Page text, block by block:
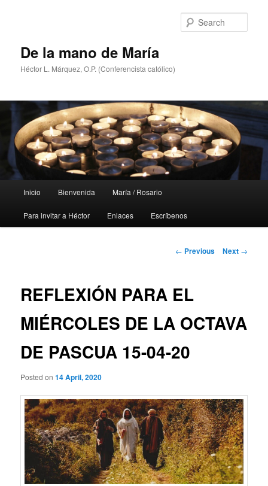
De la mano de María
Héctor L. Márquez, O.P. (Conferencista católico)
Inicio Bienvenida María / Rosario
Para invitar a Héctor Enlaces Escríbenos
Post
← Previous Next →
REFLEXIÓN PARA EL
MIÉRCOLES DE LA OCTAVA
DE PASCUA 15-04-20
Posted on14 April, 2020